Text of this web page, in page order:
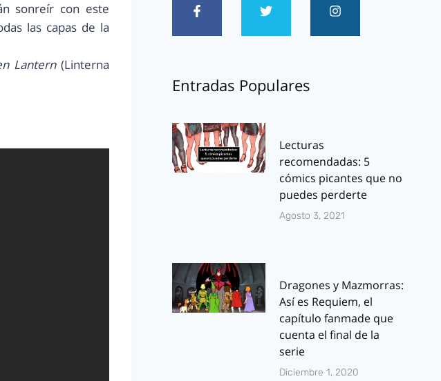
sonreír con este
las capas de la
Lantern (Linterna
Entradas Populares
Lecturas
recomendadas: 5
cómics picantes que no
puedes perderte
Agosto 3, 2021
Dragones y Mazmorras:
Así es Requiem, el
capítulo fanmade que
cuenta el final de la
serie
Diciembre 1, 2020